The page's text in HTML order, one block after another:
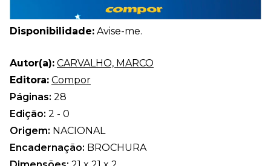
Disponibilidade: Avise-me.
Autor(a): CARVALHO, MARCO
Editora: Compor
Páginas: 28
Edição: 2 - 0
Origem: NACIONAL
Encadernação: BROCHURA